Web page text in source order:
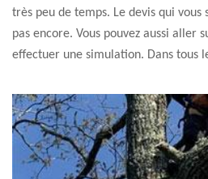
très peu de temps. Le devis qui vous
pas encore. Vous pouvez aussi aller
effectuer une simulation. Dans tous